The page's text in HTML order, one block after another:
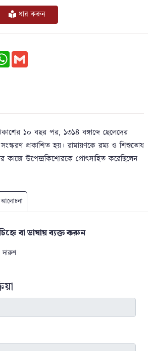
ধার করুন
WhatsApp
১০ বছর পর, ১৩১৪ বঙ্গাব্দে ছেলেদের
সংস্করণ প্রকাশিত হয়। রামায়ণকে রম্য ও শিশুতোষ
কাজে উপেন্দ্রকিশোরকে প্রোৎসাহিত করেছিলেন
আলোচনা
বা ভাষায় ব্যক্ত করুন
দারুণ